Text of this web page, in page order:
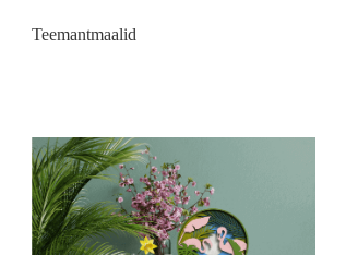
Teemantmaalid